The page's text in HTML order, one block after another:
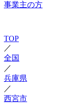
事業主の方
TOP
／
全国
／
兵庫県
／
西宮市